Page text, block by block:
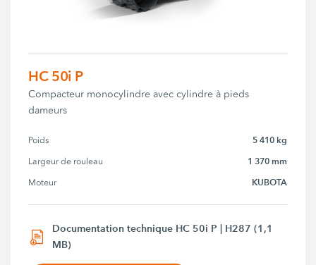
HC 50i P
Compacteur monocylindre avec cylindre à pieds
dameurs
Poids 5 410 kg
Largeur de rouleau 1 370 mm
Moteur KUBOTA
Documentation technique HC 50i P | H287 (1,1
MB)